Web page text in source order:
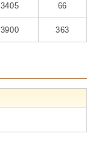
3405 66
3900 363